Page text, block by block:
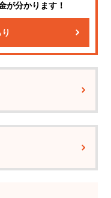
が分かります！